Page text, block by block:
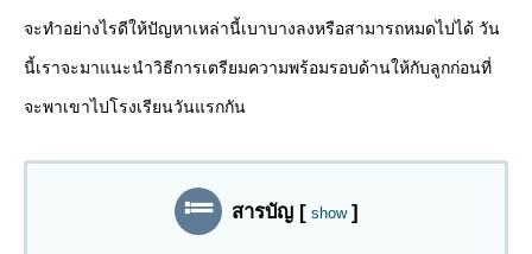
จะทำอย่างไรดีให้ปัญหาเหล่านี้เบาบางลงหรือสามารถหมดไปได้ วัน
นี้เราจะมาแนะนำวิธีการเตรียมความพร้อมรอบด้านให้กับลูกก่อนที่
จะพาเขาไปโรงเรียนวันแรกกัน
สารบัญ [ show ]